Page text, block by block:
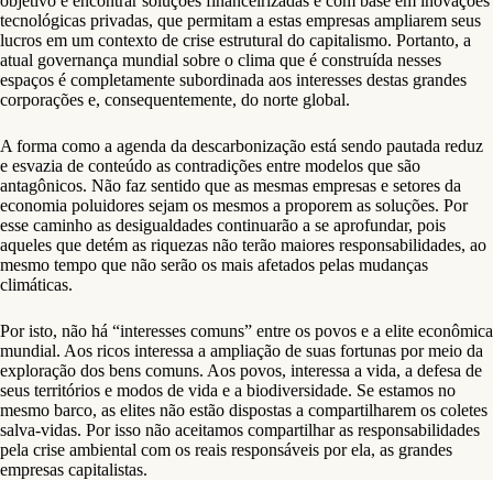
tecnológicas privadas, que permitam a estas empresas ampliarem seus
lucros em um contexto de crise estrutural do capitalismo. Portanto, a
atual governança mundial sobre o clima que é construída nesses
espaços é completamente subordinada aos interesses destas grandes
corporações e, consequentemente, do norte global.
A forma como a agenda da descarbonização está sendo pautada reduz
e esvazia de conteúdo as contradições entre modelos que são
antagônicos. Não faz sentido que as mesmas empresas e setores da
economia poluidores sejam os mesmos a proporem as soluções. Por
esse caminho as desigualdades continuarão a se aprofundar, pois
aqueles que detém as riquezas não terão maiores responsabilidades, ao
mesmo tempo que não serão os mais afetados pelas mudanças
climáticas.
Por isto, não há “interesses comuns” entre os povos e a elite econômica
mundial. Aos ricos interessa a ampliação de suas fortunas por meio da
exploração dos bens comuns. Aos povos, interessa a vida, a defesa de
seus territórios e modos de vida e a biodiversidade. Se estamos no
mesmo barco, as elites não estão dispostas a compartilharem os coletes
salva-vidas. Por isso não aceitamos compartilhar as responsabilidades
pela crise ambiental com os reais responsáveis por ela, as grandes
empresas capitalistas.